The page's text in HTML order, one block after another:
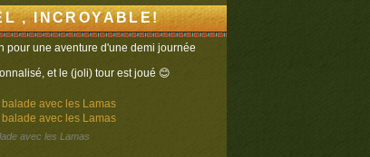
, INCROYABLE!
pour une aventure d'une demi journée
et le (joli) tour est joué 😊
avec les Lamas